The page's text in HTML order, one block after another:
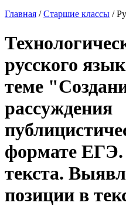
Главная /Старшие классы /
русского
теме
рассуждения
формате
текста.
позиции в